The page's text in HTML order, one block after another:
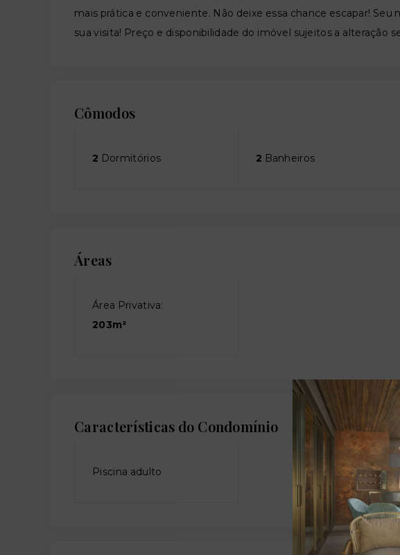
mais prática e conveniente. Não deixe essa chance escapar! Seu
sua visita! Preço e disponibilidade do imóvel sujeitos a alteração
Cômodos
2 Dormitórios 2 Banheiros
Áreas
Área Privativa:
203m²
Características do Condomínio
Piscina adulto